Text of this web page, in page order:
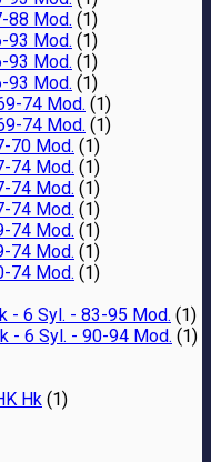
88 Mod. (1)
93 Mod. (1)
93 Mod. (1)
93 Mod. (1)
74 Mod. (1)
74 Mod. (1)
70 Mod. (1)
74 Mod. (1)
74 Mod. (1)
74 Mod. (1)
74 Mod. (1)
74 Mod. (1)
74 Mod. (1)
- 6 Syl. - 83-95 Mod. (1)
- 6 Syl. - 90-94 Mod. (1)
Hk (1)